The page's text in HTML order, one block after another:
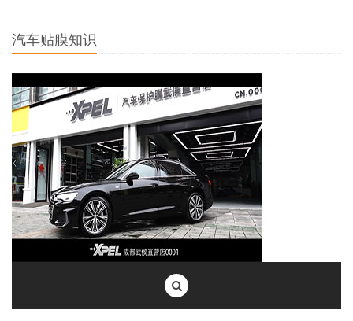
汽车贴膜知识